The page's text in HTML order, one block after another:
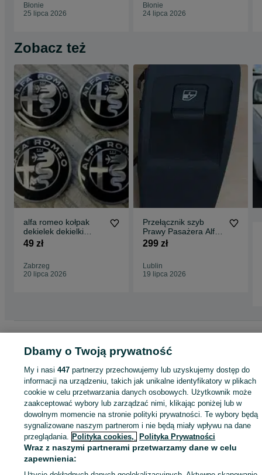
klocki tarcze
hamulcowe do
Błonie
25 lipca 2026
tarcze hamulcowe do
wszystkich modeli
Błonie
24 lipca 2026
Zobacz też
alfa romeo kołpak
dekielek dekielki
kapsle 60mm
49 zł
Zabrzeg
20 lipca 2026
Przełącznik szyb
Prawy Pasażera Alfa
Romeo Brera
299 zł
Lublin
19 lipca 2026
Mazowieckie
Osobowe - Błonie
KATEGORIA
ID:1067021765 Wyświetlenia:
Zadzwoń / SMS Wyślij wiadomość
Dbamy o Twoją prywatność
My i nasi447 partnerzy przechowujemy lub uzyskujemy dostęp do
informacji na urządzeniu, takich jak unikalne identyfikatory w plikach
cookie w celu przetwarzania danych osobowych. Użytkownik może
zaakceptować wybory lub zarządzać nimi, klikając poniżej lub w
dowolnym momencie na stronie polityki prywatności. Te wybory będą
sygnalizowane naszym partnerom i nie będą miały wpływu na dane
przeglądania. Polityka cookies, Polityka Prywatności
Wraz z naszymi partnerami przetwarzamy dane w celu
zapewnienia: